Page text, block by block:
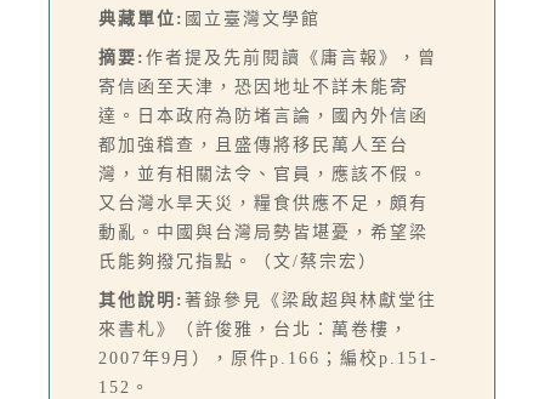
典藏單位: 國立臺灣文學館
摘要: 作者提及先前閱讀《庸言報》，曾
寄信函至天津，恐因地址不詳未能寄
達。日本政府為防堵言論，國內外信函
都加強稽查，且盛傳將移民萬人至台
灣，並有相關法令、官員，應該不假。
又台灣水旱天災，糧食供應不足，頗有
動亂。中國與台灣局勢皆堪憂，希望梁
氏能夠撥冗指點。（文/蔡宗宏）
其他說明: 著錄參見《梁啟超與林獻堂往
來書札》（許俊雅，台北：萬卷樓，
2007年9月），原件p.166；編校p.151-
152。